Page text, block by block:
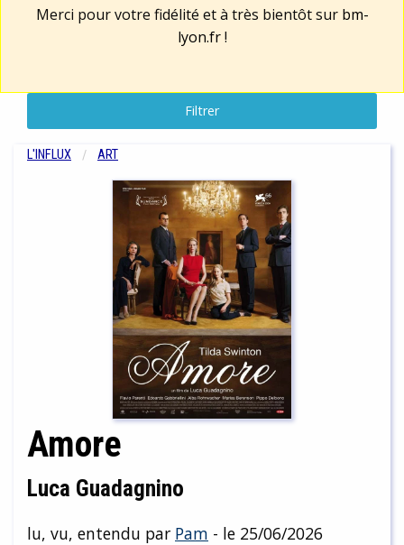
Merci pour votre fidélité et à très bientôt sur bm-
lyon.fr!
Filtrer
L'INFLUX ART
Amore
Luca Guadagnino
lu, vu, entendu par Pam - le 25/06/2026